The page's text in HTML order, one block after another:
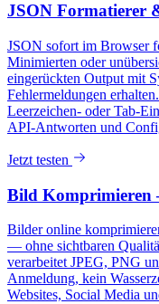
JSON Formatierer
JSON sofort im Browser
Minimierten oder
eingerückten Output mit
Fehlermeldungen
Leerzeichen- oder Tab-
API-Antworten und
Jetzt testen
Bild Komprimieren
Bilder online
— ohne sichtbaren
verarbeitet JPEG, PNG
Anmeldung, kein
Websites, Social Media